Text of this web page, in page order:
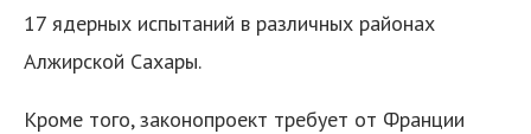
17 ядерных испытаний в различных районах
Алжирской Сахары.
Кроме того, законопроект требует от Франции